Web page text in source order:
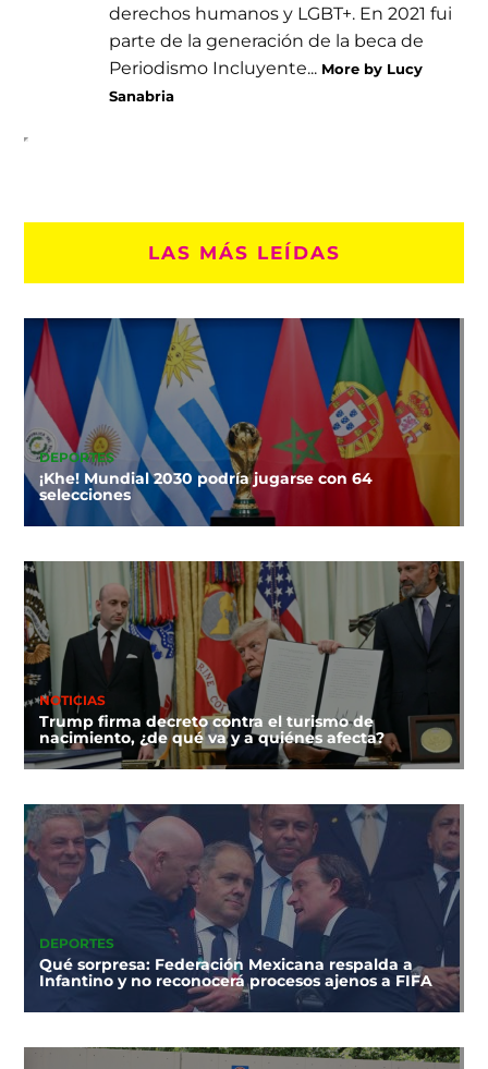
derechos humanos y LGBT+. En 2021 fui
parte de la generación de la beca de
Periodismo Incluyente... More by Lucy
Sanabria
LAS MÁS LEÍDAS
DEPORTES
¡Khe! Mundial 2030 podría jugarse con 64
selecciones
NOTICIAS
Trump firma decreto contra el turismo de
nacimiento, ¿de qué va y a quiénes afecta?
DEPORTES
Qué sorpresa: Federación Mexicana respalda a
Infantino y no reconocerá procesos ajenos a FIFA